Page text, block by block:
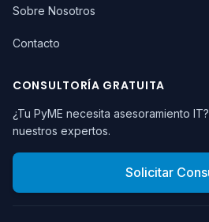
Sobre Nosotros
Contacto
CONSULTORÍA GRATUITA
¿Tu PyME necesita asesoramiento
nuestros expertos.
Solicitar